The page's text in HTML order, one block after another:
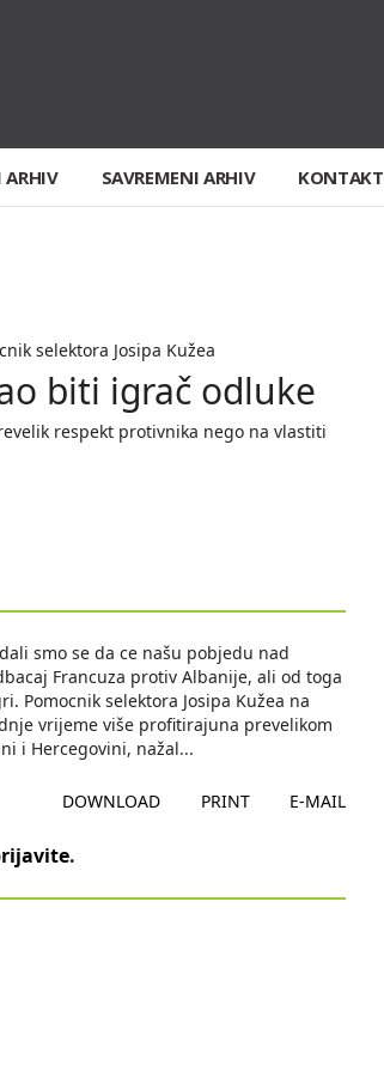
ARHIV SAVREMENI ARHIV KONTAKT
selektora Josipa Kužea
biti igrač odluke
respekt protivnika nego na vlastiti
smo se da ce našu pobjedu nad
Francuza protiv Albanije, ali od toga
Pomocnik selektora Josipa Kužea na
vrijeme više profitirajuna prevelikom
i Hercegovini, nažal...
DOWNLOAD PRINT E-MAIL
.